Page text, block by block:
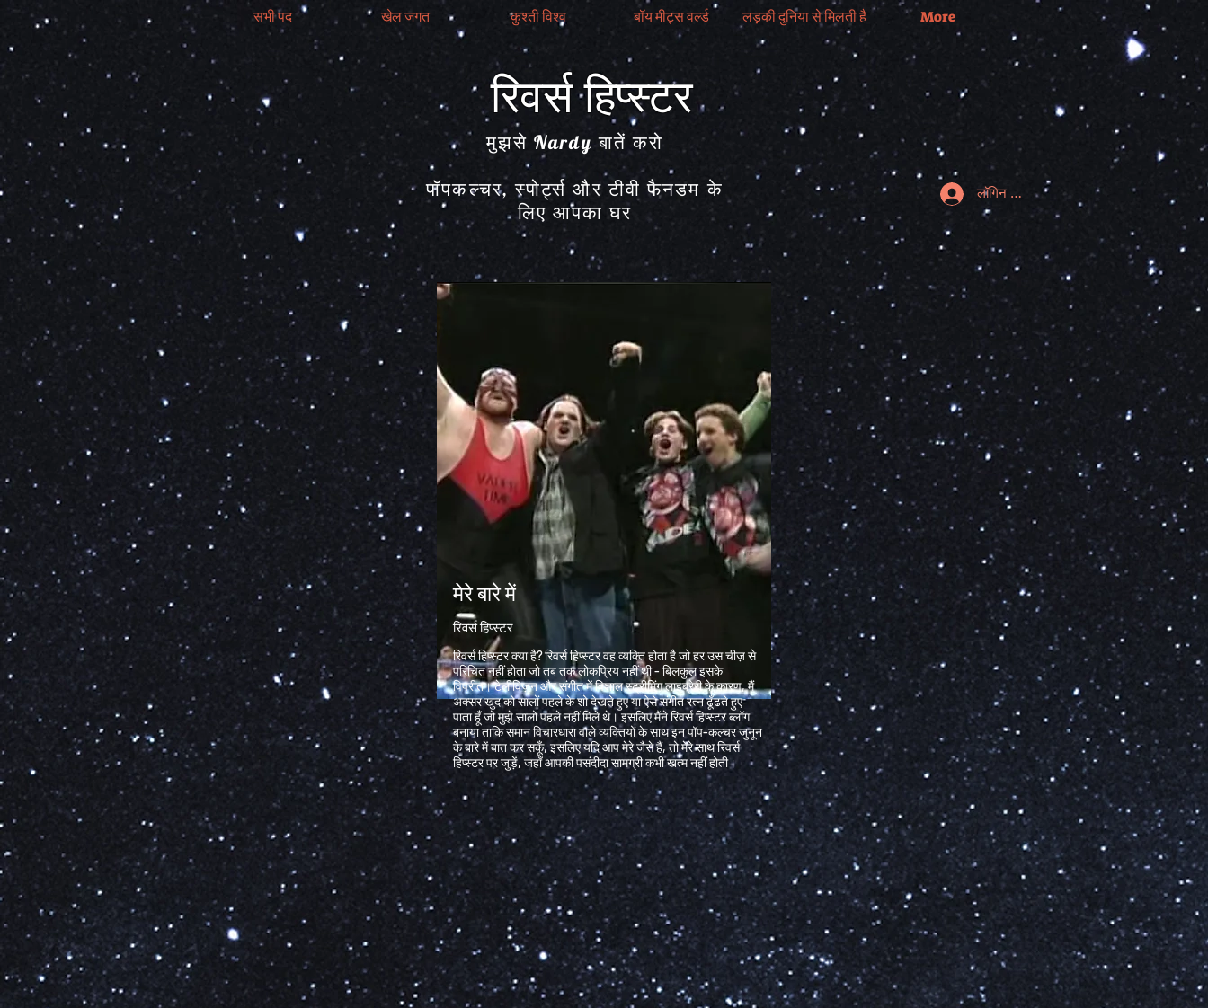
सभी पद खेल जगत कुश्ती विश्व बॉय मीट्स वर्ल्ड लड़की दुनिया से मिलती है More
रिवर्स हिप्स्टर
मुझसे Nardy बातें करो
पॉपकल्चर, स्पोर्ट्स और टीवी फैनडम के
लिए आपका घर
लॉगिन करें
मेरे बारे में
रिवर्स हिप्स्टर
रिवर्स हिप्स्टर क्या है?रिवर्स हिप्स्टर वह व्यक्ति होता है जो हर उस चीज़ से
परिचित नहीं होता जो तब तक लोकप्रिय नहीं थी - बिलकुल इसके
विपरीत। टेलीविज़न और संगीत में विशाल स्ट्रीमिंग लाइब्रेरी के कारण, मैं
अक्सर खुद को सालों पहले के शो देखते हुए या ऐसे संगीत रत्न ढूँढते हुए
पाता हूँ जो मुझे सालों पहले नहीं मिले थे। इसलिए मैंने रिवर्स हिप्स्टर ब्लॉग
बनाया ताकि समान विचारधारा वाले व्यक्तियों के साथ इन पॉप-कल्चर जुनून
के बारे में बात कर सकूँ, इसलिए यदि आप मेरे जैसे हैं, तो मेरे साथ रिवर्स
हिप्स्टर पर जुड़ें, जहाँ आपकी पसंदीदा सामग्री कभी खत्म नहीं होती।